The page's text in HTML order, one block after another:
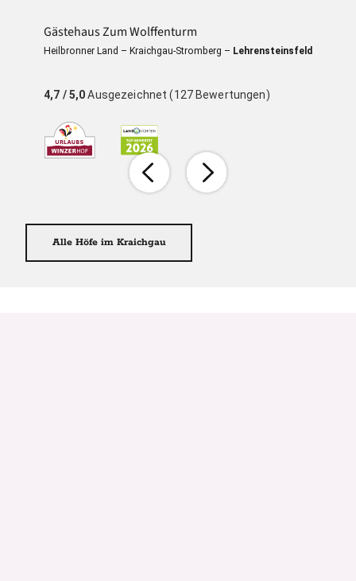
Gästehaus Zum Wolffenturm
Heilbronner Land – Kraichgau-Stromberg – Lehrensteinsfeld
4,7 / 5,0Ausgezeichnet (127 Bewertungen)
Alle Höfe im Kraichgau